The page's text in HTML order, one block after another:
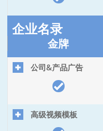
企业名录
金牌
公司&产品广告
高级视频模板